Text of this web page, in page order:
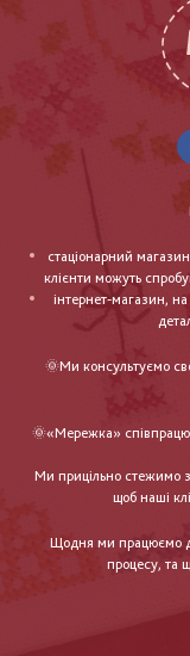
стаціонарний
клієнти можуть
інтернет-магазин, на
🌞Ми консультуємо
🌞«Мережка»
Ми прицільно стежимо
щоб наші
Щодня ми працюємо
процесу, та